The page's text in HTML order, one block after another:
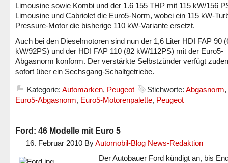
Limousine sowie Kombi und der 1.6 155 THP mit 115 kW/156
Limousine und Cabriolet die Euro5-Norm, wobei ein 115 kW-
Pressure-Motor die bisherige 110 kW-Variante ersetzt.
Auch bei den Dieselmotoren sind nun der 1,6 Liter HDI FAP 90
kW/92PS) und der HDI FAP 110 (82 kW/112PS) mit der Euro5-
Abgasnorm konform. Der verstärkte Selbstzünder verfügt
sofort über ein Sechsgang-Schaltgetriebe.
Kategorie: Automarken, Peugeot Stichworte: Abgasnorm,
Euro5-Abgasnorm, Euro5-Motorenpalette, Peugeot
Ford: 46 Modelle mit Euro 5
16. Februar 2010 ByAutomobil-Blog News-Redaktion
Der Autobauer Ford kündigt an, bis